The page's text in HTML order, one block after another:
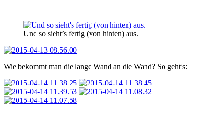
Und so sieht’s fertig (von hinten) aus.
Wie bekommt man die lange Wand an die Wand? So geht’s: